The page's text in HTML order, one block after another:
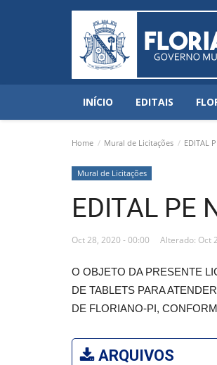
INÍCIO EDITAIS
Home Mural de Licitações EDITAL
Mural de Licitações
EDITAL PE
Oct 28, 2020 - 00:00 Alterado: Oct
O OBJETO DA PRESENTE
DE TABLETS PARA
DE FLORIANO-PI,
ARQUIVOS